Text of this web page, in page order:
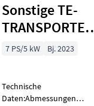
Zapfwellendrehzahl:
540E/1000, Front
Sonstige TE-
TRANSPORTER
TR10
7 PS/5 kW Bj. 2023
Technische
Daten:Abmessungen